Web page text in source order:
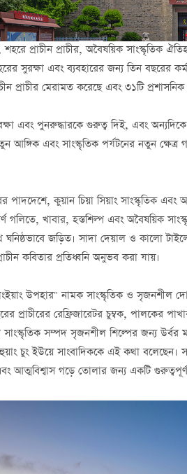
শহরে প্রাচীন প্রাচীর, অবৈষয়িক সাংস্কৃতিক
সুরক্ষা এবং ব্যবহারের জন্য তিন বছরের
প্রাচীর মেরামত করেছে এবং ৩১টি প্রশাসনিক
এবং পুনরুদ্ধারকে গুরুত্ব দিই, এবং
আঙ্গিক এবং সাংস্কৃতিক পর্যটনের নতুন ক্ষেত্র
পাদদেশে, কুয়ান চিয়া সিয়াং সাংস্কৃতিক
গলিতে, খাবার, হস্তশিল্প এবং অবৈষয়িক
ঘনিষ্ঠভাবে জড়িত। সাদা দেয়াল ও কালো
কবিতার প্রতিধ্বনি অনুভব করা যায়।
উপহার" নামক সাংস্কৃতিক ও সৃজনশীল
প্রাচীরের রেফ্রিজারেটর চুম্বক,
সাংস্কৃতিক সম্পদ সৃজনশীল শিল্পের জন্য উর্বর
চুং ইউয়ে সাংবাদিককে এই কথা বলেছেন।
আত্মবিশ্বাস গড়ে তোলার জন্য একটি